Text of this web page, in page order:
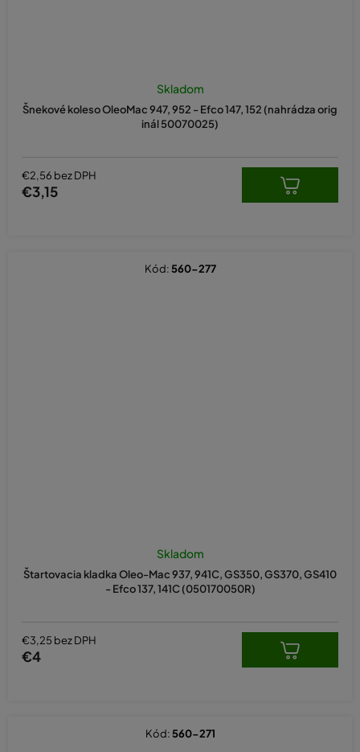
Šnekové koleso OleoMac 947, 952 - Efco 147, 152 (nahrádza orig
inál 50070025)
Skladom
€2,56 bez DPH
€3,15
Štartovacia kladka Oleo-Mac 937, 941C, GS350, GS370, GS410
- Efco 137, 141C (050170050R)
Skladom
€3,25 bez DPH
€4
Kód: 560-277
Kód: 560-271